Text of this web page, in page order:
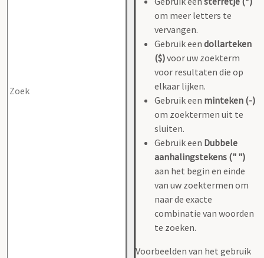
om meer letters te
vervangen.
Gebruik een dollarteken
($)voor uw zoekterm
voor resultaten die op
elkaar lijken.
Gebruik een minteken (-)
om zoektermen uit te
sluiten.
Gebruik een Dubbele
aanhalingstekens (" ")
aan het begin en einde
van uw zoektermen om
naar de exacte
combinatie van woorden
te zoeken.
Voorbeelden van het gebruik